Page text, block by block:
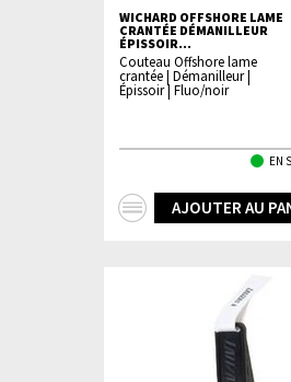
WICHARD OFFSHORE LAME
CRANTÉE DÉMANILLEUR
ÉPISSOIR...
Couteau Offshore lame
crantée | Démanilleur |
Épissoir | Fluo/noir
EN
AJOUTER AU